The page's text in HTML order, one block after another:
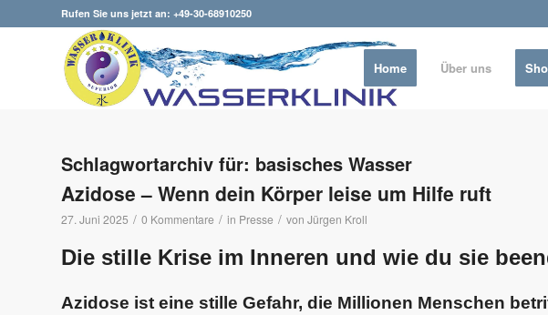
Rufen Sie uns jetzt an: +49-30-68910250
Home Über uns
Schlagwortarchiv für: basisches Wasser
Azidose – Wenn dein Körper leise um Hilfe ruft
27. Juni 2025 / 0 Kommentare / in Presse / von Jürgen Kroll
Die stille Krise im Inneren und wie du sie
Azidose ist eine stille Gefahr, die Millionen Menschen